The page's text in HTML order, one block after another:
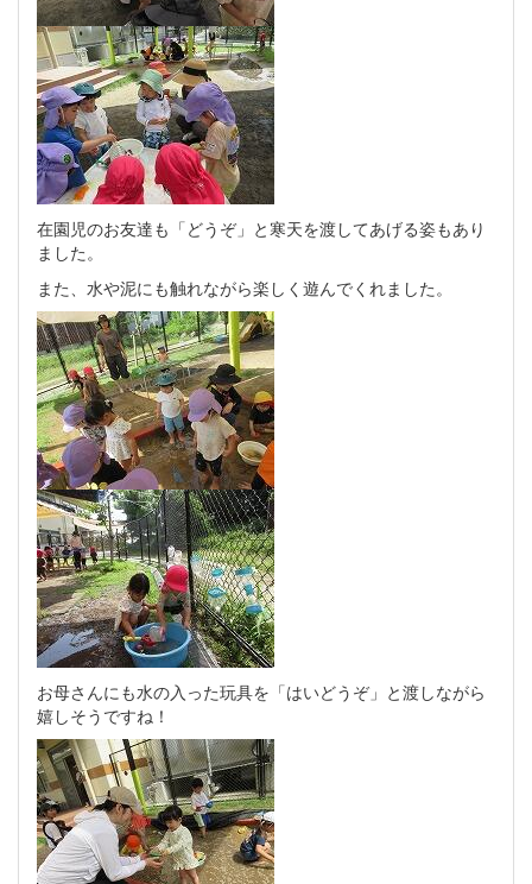
在園児のお友達も「どうぞ」と寒天を渡してあげる姿もあり
ました。
また、水や泥にも触れながら楽しく遊んでくれました。
お母さんにも水の入った玩具を「はいどうぞ」と渡しながら
嬉しそうですね！